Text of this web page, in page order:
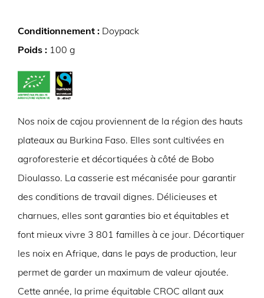
Conditionnement : Doypack
Poids : 100 g
Nos noix de cajou proviennent de la région des hauts
plateaux au Burkina Faso. Elles sont cultivées en
agroforesterie et décortiquées à côté de Bobo
Dioulasso. La casserie est mécanisée pour garantir
des conditions de travail dignes. Délicieuses et
charnues, elles sont garanties bio et équitables et
font mieux vivre 3 801 familles à ce jour. Décortiquer
les noix en Afrique, dans le pays de production, leur
permet de garder un maximum de valeur ajoutée.
Cette année, la prime équitable CROC allant aux